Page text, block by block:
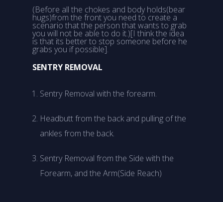
(Before all the chokes and body holds(bear
hugs)from the front you need to create a
scenario that the person that wants to grab
you will not be able to do it.)[I think the idea
is that its better to stop someone before he
grabs you if possible].
SENTRY REMOVAL
Sentry Removal with the forearm.
Headbutt from the back and pulling of the
ankles from the back.
Sentry Removal from the Side with the
Forearm, and the Arm(Side Reach)